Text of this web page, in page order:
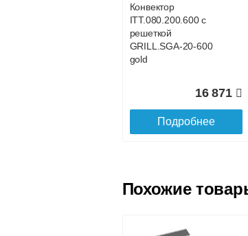
Доставка в регионы
Конвектор
ITT.080.200.600 с
решеткой
GRILL.SGA-20-600
gold
16 871
Подробнее
Похожие